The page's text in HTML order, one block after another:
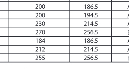
из стали с белым
пластика
белое покрытие и
экрана экологически
удовлетворяют